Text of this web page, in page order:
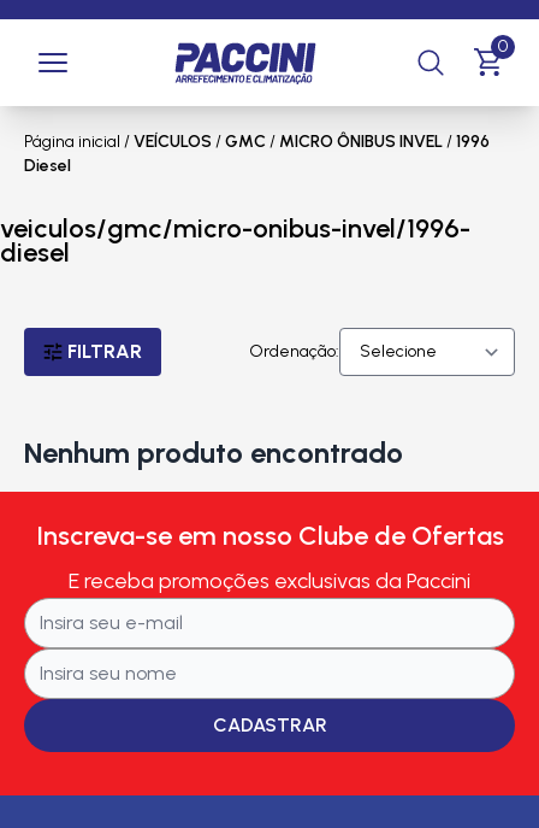
0
Página inicial /VEÍCULOS /GMC / MICRO ÔNIBUS INVEL/1996
Diesel
veiculos/gmc/micro-onibus-invel/1996-
diesel
FILTRAR Ordenação:
Nenhum produto encontrado
Inscreva-se em nosso Clube de Ofertas
E receba promoções exclusivas da Paccini
CADASTRAR